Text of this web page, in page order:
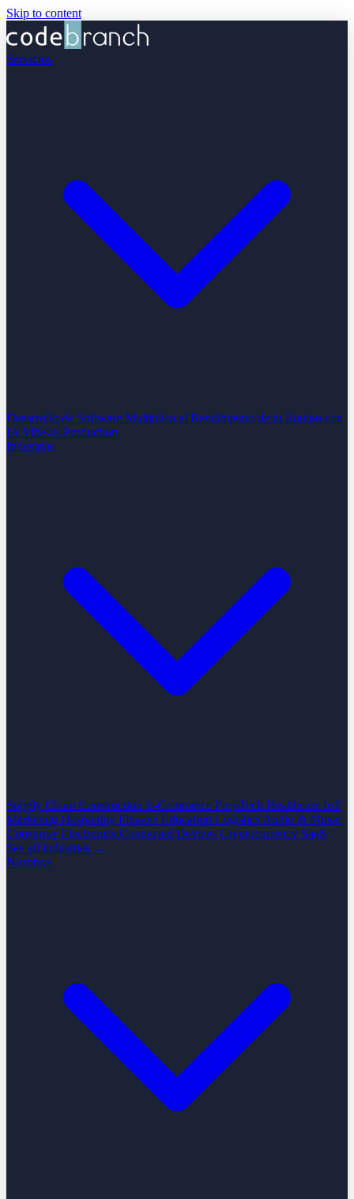
Skip to content
Servicios
Desarrollo de Software Multiplica el Rendimiento de tu Equipo con
IA Vibe-to-Production
Industrias
Supply Chain Construction E-Commerce PropTech Healthcare IoT
Marketing Hospitality Finance Education Logistics Audio & Music
Consumer Electronics Connected Devices Cryptocurrency SaaS
See all industrias →
Nosotros